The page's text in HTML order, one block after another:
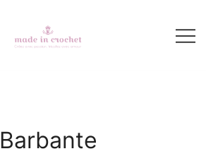
Barbante